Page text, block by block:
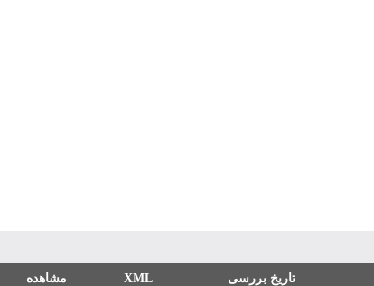
تاریخ بررسی XML مشاهده